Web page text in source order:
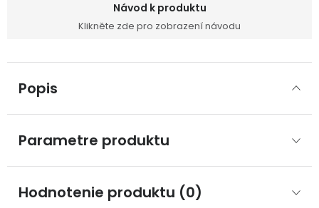
Návod k produktu
Klikněte zde pro zobrazení návodu
Popis
Parametre produktu
Hodnotenie produktu (0)